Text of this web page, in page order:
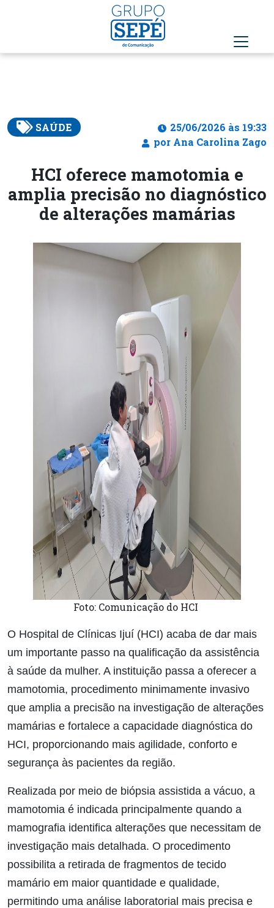
SAÚDE
25/06/2026 às 19:33
por Ana Carolina Zago
HCI oferece mamotomia e
amplia precisão no diagnóstico
de alterações mamárias
Foto: Comunicação do HCI
O Hospital de Clínicas Ijuí (HCI) acaba de dar mais
um importante passo na qualificação da assistência
à saúde da mulher. A instituição passa a oferecer a
mamotomia, procedimento minimamente invasivo
que amplia a precisão na investigação de alterações
mamárias e fortalece a capacidade diagnóstica do
HCI, proporcionando mais agilidade, conforto e
segurança às pacientes da região.
Realizada por meio de biópsia assistida a vácuo, a
mamotomia é indicada principalmente quando a
mamografia identifica alterações que necessitam de
investigação mais detalhada. O procedimento
possibilita a retirada de fragmentos de tecido
mamário em maior quantidade e qualidade,
permitindo uma análise laboratorial mais precisa e